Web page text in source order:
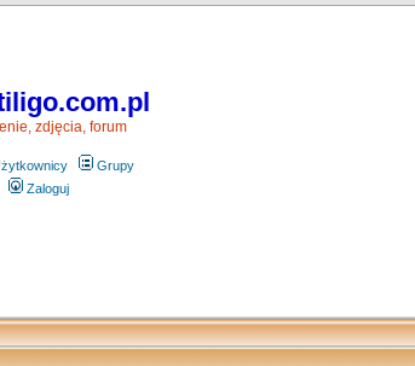
zdjęcia, forum
Grupy
Zaloguj